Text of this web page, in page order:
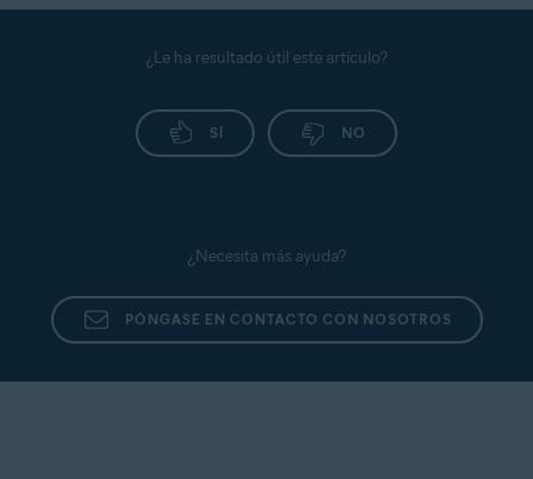
¿Le ha resultado útil este artículo?
SÍ NO
¿Necesita más ayuda?
PÓNGASE EN CONTACTO CON NOSOTROS